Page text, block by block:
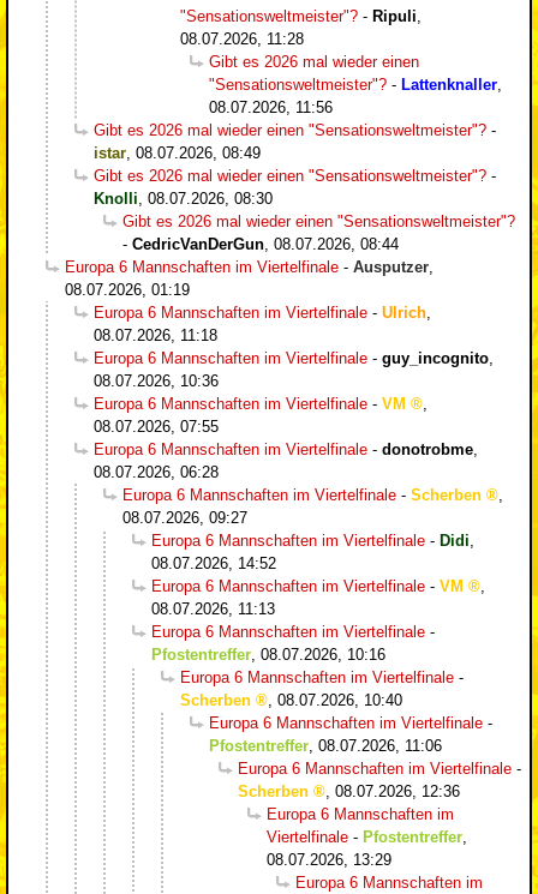
"Sensationsweltmeister"? - Ripuli
08.07.2026, 11:28
Gibt es 2026 mal wieder einen
"Sensationsweltmeister"? - Lattenknaller
08.07.2026, 11:56
Gibt es 2026 mal wieder einen "Sensationsweltmeister"? -
istar 08.07.2026, 08:49
Gibt es 2026 mal wieder einen "Sensationsweltmeister"? -
Knolli 08.07.2026, 08:30
Gibt es 2026 mal wieder einen "Sensationsweltmeister"?
- CedricVanDerGun 08.07.2026, 08:44
Europa 6 Mannschaften im Viertelfinale - Ausputzer
08.07.2026, 01:19
Europa 6 Mannschaften im Viertelfinale - Ulrich
08.07.2026, 11:18
Europa 6 Mannschaften im Viertelfinale - guy_incognito
08.07.2026, 10:36
Europa 6 Mannschaften im Viertelfinale - VM
08.07.2026, 07:55
Europa 6 Mannschaften im Viertelfinale - donotrobme
08.07.2026, 06:28
Europa 6 Mannschaften im Viertelfinale - Scherben
08.07.2026, 09:27
Europa 6 Mannschaften im Viertelfinale - Didi
08.07.2026, 14:52
Europa 6 Mannschaften im Viertelfinale - VM
08.07.2026, 11:13
Europa 6 Mannschaften im Viertelfinale -
Pfostentreffer 08.07.2026, 10:16
Europa 6 Mannschaften im Viertelfinale -
Scherben
08.07.2026, 10:40
Europa 6 Mannschaften im Viertelfinale -
Pfostentreffer 08.07.2026, 11:06
Europa 6 Mannschaften im Viertelfinale -
Scherben
08.07.2026, 12:36
Europa 6 Mannschaften im
Viertelfinale - Pfostentreffer
08.07.2026, 13:29
Europa 6 Mannschaften im